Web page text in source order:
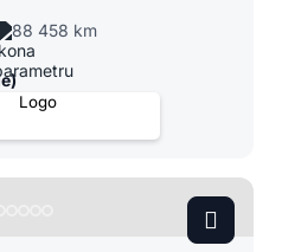
88 458 km